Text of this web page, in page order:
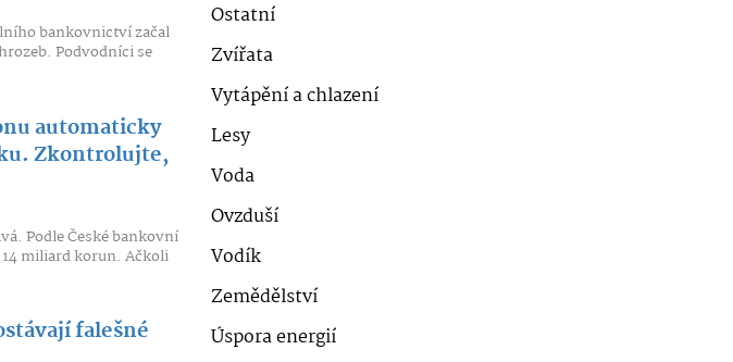
bankovnictví začal
Podvodníci se
automaticky
Zkontrolujte,
Podle České bankovní
miliard korun. Ačkoli
falešné
Ostatní
Zvířata
Vytápění a chlazení
Lesy
Voda
Ovzduší
Vodík
Zemědělství
Úspora energií